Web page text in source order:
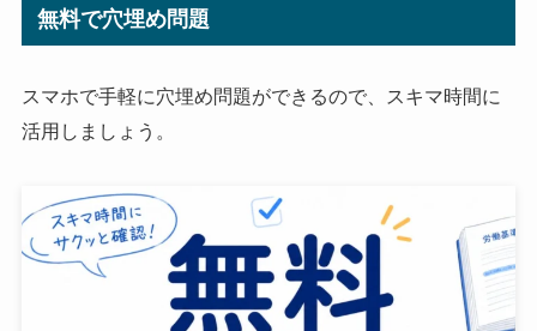
無料で穴埋め問題
スマホで手軽に穴埋め問題ができるので、スキマ時間に
活用しましょう。